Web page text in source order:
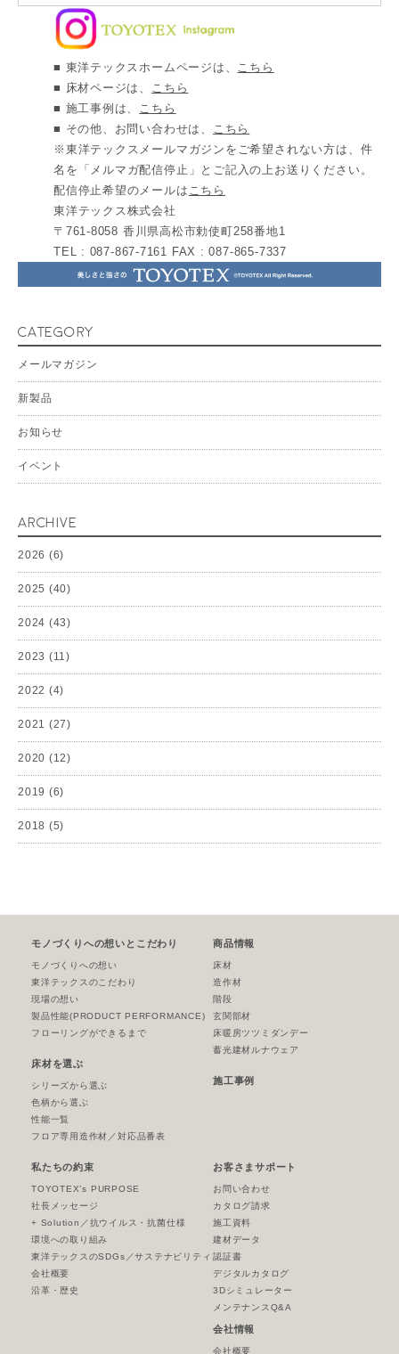
■ 東洋テックスホームページは、 こちら
■ 床材ページは、 こちら
■ 施工事例は、 こちら
■ その他、お問い合わせは、 こちら
※東洋テックスメールマガジンをご希望されない方は、件
名を「メルマガ配信停止」とご記入の上お送りください。
配信停止希望のメールは こちら
東洋テックス株式会社
〒761-8058 香川県高松市勅使町258番地1
TEL : 087-867-7161 FAX : 087-865-7337
CATEGORY
メールマガジン
新製品
お知らせ
イベント
ARCHIVE
2026 (6)
2025 (40)
2024 (43)
2023 (11)
2022 (4)
2021 (27)
2020 (12)
2019 (6)
2018 (5)
モノづくりへの想いとこだわり
モノづくりへの想い
東洋テックスのこだわり
現場の想い
製品性能(PRODUCT PERFORMANCE)
フローリングができるまで
床材を選ぶ
シリーズから選ぶ
色柄から選ぶ
性能一覧
フロア専用造作材／対応品番表
商品情報
床材
造作材
階段
玄関部材
床暖房ツツミダンデー
蓄光建材ルナウェア
施工事例
私たちの約束
TOYOTEX’s PURPOSE
社長メッセージ
+ Solution／抗ウイルス・抗菌仕様
環境への取り組み
東洋テックスのSDGs／サステナビリティ
会社概要
沿革・歴史
お客さまサポート
お問い合わせ
カタログ請求
施工資料
建材データ
認証書
デジタルカタログ
3Dシミュレーター
メンテナンスQ&A
会社情報
会社概要